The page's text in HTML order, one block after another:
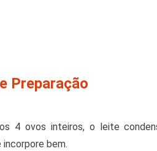
Preparação
4 ovos inteiros, o leite
bem.